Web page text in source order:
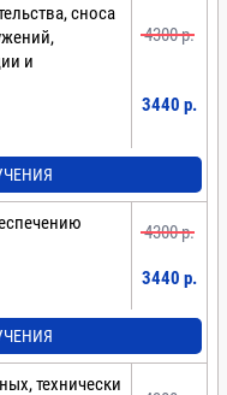
сноса
и
4300 p.
3440 p.
4300 p.
3440 p.
технически